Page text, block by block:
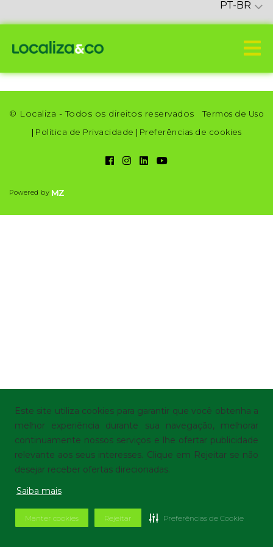
Este site utiliza cookies para garantir que você obtenha a
melhor experiência durante sua navegação, melhorar
continuamente nossos serviços e lhe ofertar publicidade
relevante aos seus interesses. Clique em Rejeitar se não
desejar receber ofertas direcionadas.
Saiba mais
Manter cookies Rejeitar Preferências de Cookie
PT-BR
© Localiza - Todos os direitos reservados
Termos de Uso
| Política de Privacidade | Preferências de cookies
Powered by